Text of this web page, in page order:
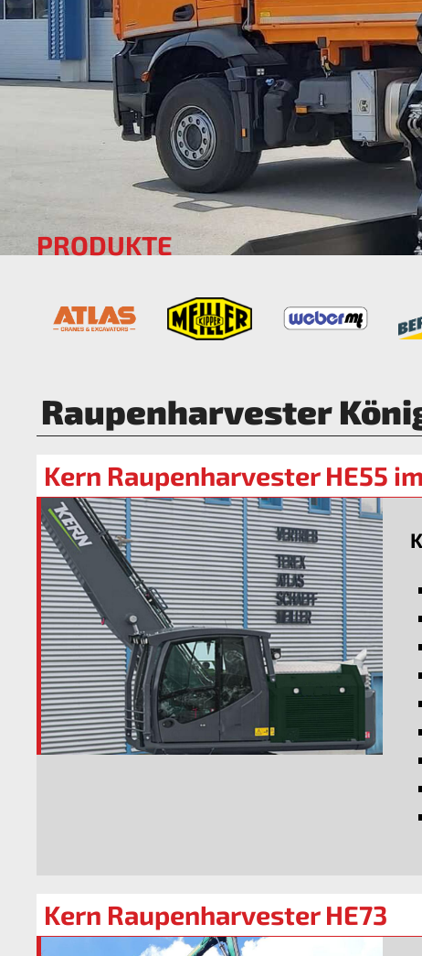
PRODUKTE
Raupenharvester
Kern Raupenharvester HE55
Kern Raupenharvester HE73